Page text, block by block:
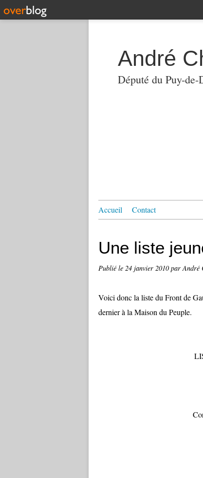
André
Député du Puy-de-
Accueil Contact
Une liste
Publié le 24 janvier 2010par André
Voici donc la liste du Front de
dernier à la Maison du Peuple.